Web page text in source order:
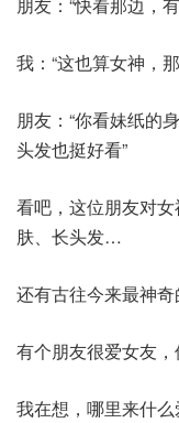
我：“这也算女神，
朋友：“你看妹纸的
头发也挺好看”
看吧，这位朋友对
肤、长头发…
还有古往今来最神奇
有个朋友很爱女友，
我在想，哪里来什么